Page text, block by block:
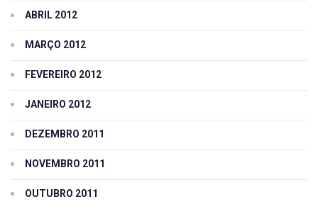
ABRIL 2012
MARÇO 2012
FEVEREIRO 2012
JANEIRO 2012
DEZEMBRO 2011
NOVEMBRO 2011
OUTUBRO 2011